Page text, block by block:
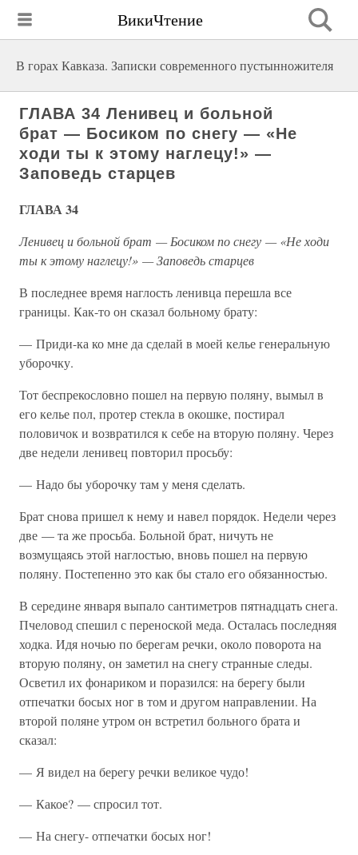
ВикиЧтение
В горах Кавказа. Записки современного пустынножителя
ГЛАВА 34 Ленивец и больной
брат — Босиком по снегу — «Не
ходи ты к этому наглецу!» —
Заповедь старцев
ГЛАВА 34
Ленивец и больной брат — Босиком по снегу — «Не ходи
ты к этому наглецу!» — Заповедь старцев
В последнее время наглость ленивца перешла все
границы. Как-то он сказал больному брату:
— Приди-ка ко мне да сделай в моей келье генеральную
уборочку.
Тот беспрекословно пошел на первую поляну, вымыл в
его келье пол, протер стекла в окошке, постирал
половичок и возвратился к себе на вторую поляну. Через
две недели ленивец повторил просьбу:
— Надо бы уборочку там у меня сделать.
Брат снова пришел к нему и навел порядок. Недели через
две — та же просьба. Больной брат, ничуть не
возмущаясь этой наглостью, вновь пошел на первую
поляну. Постепенно это как бы стало его обязанностью.
В середине января выпало сантиметров пятнадцать снега.
Пчеловод спешил с переноской меда. Осталась последняя
ходка. Идя ночью по берегам речки, около поворота на
вторую поляну, он заметил на снегу странные следы.
Осветил их фонариком и поразился: на берегу были
отпечатки босых ног в том и другом направлении. На
второй поляне утром он встретил больного брата и
сказал:
— Я видел на берегу речки великое чудо!
— Какое? — спросил тот.
— На снегу- отпечатки босых ног!